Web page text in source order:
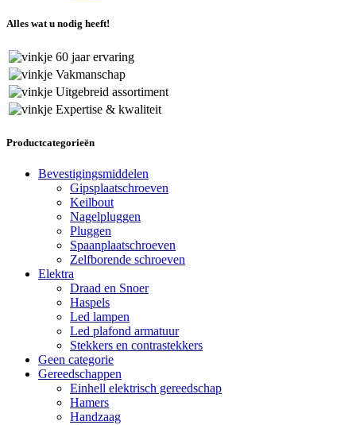
Alles wat u nodig heeft!
60 jaar ervaring
Vakmanschap
Uitgebreid assortiment
Expertise & kwaliteit
Productcategorieën
Bevestigingsmiddelen
Gipsplaatschroeven
Keilbout
Nagelpluggen
Pluggen
Spaanplaatschroeven
Zelfborende schroeven
Elektra
Draad en Snoer
Haspels
Led lampen
Led plafond armatuur
Stekkers en contrastekkers
Geen categorie
Gereedschappen
Einhell elektrisch gereedschap
Hamers
Handzaag